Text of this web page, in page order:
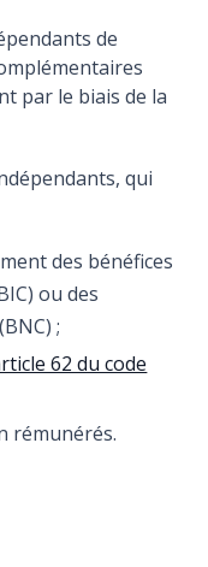
de
par le biais de la
qui
des bénéfices
ou des
;
62 du code
rémunérés.